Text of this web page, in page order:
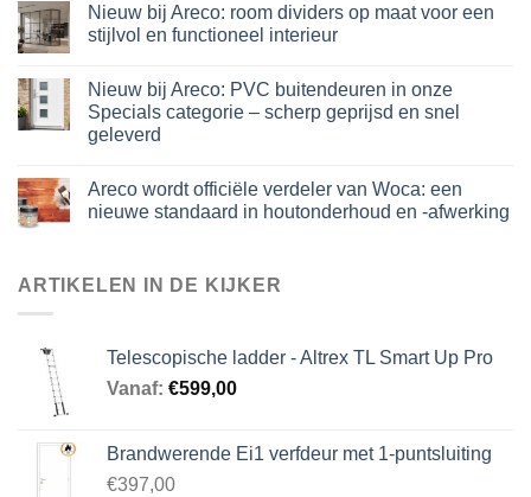
Nieuw bij Areco: room dividers op maat voor een
stijlvol en functioneel interieur
Nieuw bij Areco: PVC buitendeuren in onze
Specials categorie – scherp geprijsd en snel
geleverd
Areco wordt officiële verdeler van Woca: een
nieuwe standaard in houtonderhoud en -afwerking
ARTIKELEN IN DE KIJKER
Telescopische ladder - Altrex TL Smart Up Pro
Vanaf: €599,00
Brandwerende Ei1 verfdeur met 1-puntsluiting
€397,00